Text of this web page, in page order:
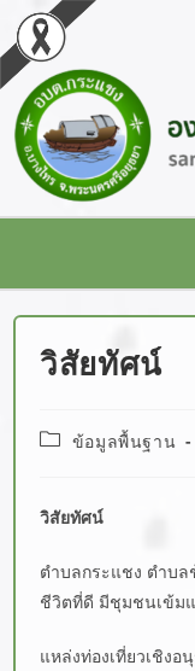
วิสัยทัศน์
ข้อมูลพื้นฐาน
วิสัยทัศน์
ตำบลกระแชง ตำบล
ชีวิตที่ดี มีชุมชนเข้ม
แหล่งท่องเที่ยวเชิง